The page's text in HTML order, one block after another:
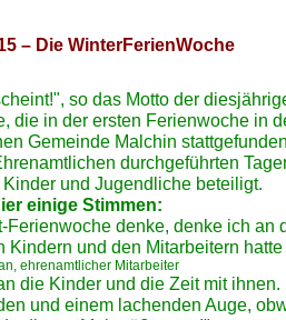
– Die WinterFerienWoche
so das Motto der
die in der ersten Ferienwoche in
Gemeinde Malchin
durchgeführten
und Jugendliche beteiligt.
einige Stimmen:
denke, denke ich an
Kindern und den Mitarbeitern hatte
ehrenamtlicher Mitarbeiter
die Kinder und die Zeit mit ihnen.
und einem lachenden Auge,